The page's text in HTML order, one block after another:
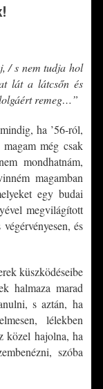
/ s nem tudja hol
lát a látcsőn és
remeg…”
ha ’56-ról,
még csak
mondhatnám,
magamban
egy budai
megvilágított
és
küszködéseibe
halmaza marad
s aztán, ha
lélekben
közel hajolna, ha
szóba